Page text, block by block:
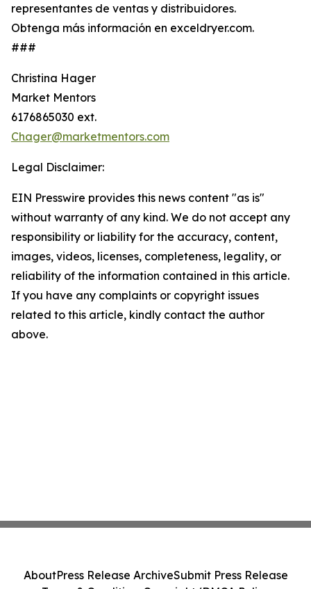
representantes de ventas y distribuidores.
Obtenga más información en exceldryer.com.
###
Christina Hager
Market Mentors
6176865030 ext.
Chager@marketmentors.com
Legal Disclaimer:
EIN Presswire provides this news content "as is"
without warranty of any kind. We do not accept any
responsibility or liability for the accuracy, content,
images, videos, licenses, completeness, legality, or
reliability of the information contained in this article.
If you have any complaints or copyright issues
related to this article, kindly contact the author
above.
AboutPress Release ArchiveSubmit Press Release